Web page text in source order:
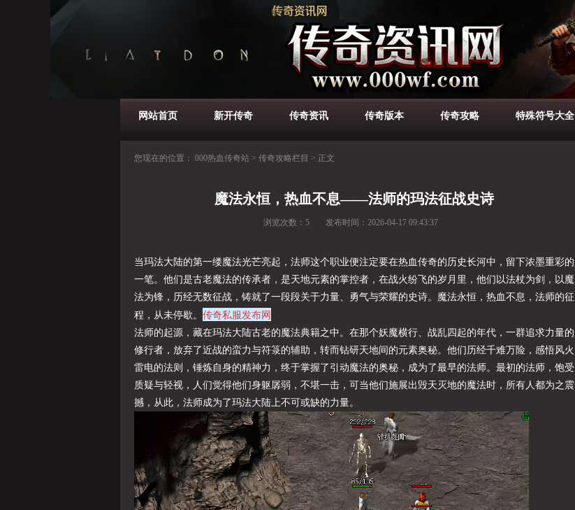
网站首页 新开传奇 传奇资讯 传奇版本 传奇攻略 特殊符号大全
您现在的位置： 000热血传奇站 > 传奇攻略栏目 > 正文
魔法永恒，热血不息——法师的玛法征战史诗
浏览次数： 5 发布时间： 2026-04-17 09:43:37
当玛法大陆的第一缕魔法光芒亮起，法师这个职业便注定要在热血传奇的历史长河中，留下浓墨重彩的
一笔。他们是古老魔法的传承者，是天地元素的掌控者，在战火纷飞的岁月里，他们以法杖为剑，以魔
法为锋，历经无数征战，铸就了一段段关于力量、勇气与荣耀的史诗。魔法永恒，热血不息，法师的征
程，从未停歇。 传奇私服发布网
法师的起源，藏在玛法大陆古老的魔法典籍之中。在那个妖魔横行、战乱四起的年代，一群追求力量的
修行者，放弃了近战的蛮力与符箓的辅助，转而钻研天地间的元素奥秘。他们历经千难万险，感悟风火
雷电的法则，锤炼自身的精神力，终于掌握了引动魔法的奥秘，成为了最早的法师。最初的法师，饱受
质疑与轻视，人们觉得他们身躯孱弱，不堪一击，可当他们施展出毁天灭地的魔法时，所有人都为之震
撼，从此，法师成为了玛法大陆上不可或缺的力量。